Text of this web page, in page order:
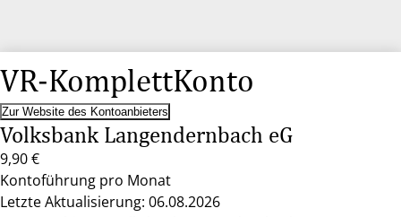
VR-KomplettKonto
Zur Website des Kontoanbieters
Volksbank Langendernbach eG
9,90 €
Kontoführung pro Monat
Letzte Aktualisierung: 06.08.2026